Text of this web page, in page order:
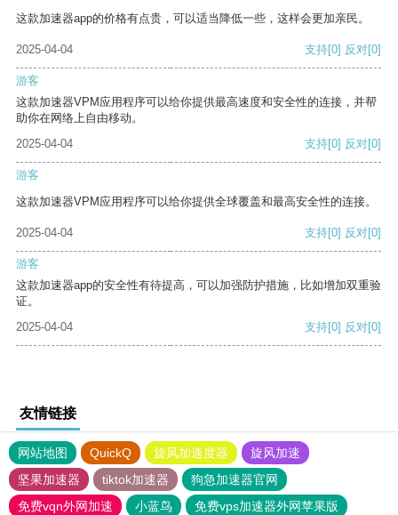
这款加速器app的价格有点贵，可以适当降低一些，这样会更加亲民。
2025-04-04 支持[0] 反对[0]
游客
这款加速器VPM应用程序可以给你提供最高速度和安全性的连接，并帮
助你在网络上自由移动。
2025-04-04
支持[0] 反对[0]
游客
这款加速器VPM应用程序可以给你提供全球覆盖和最高安全性的连接。
2025-04-04 支持[0] 反对[0]
游客
这款加速器app的安全性有待提高，可以加强防护措施，比如增加双重验
证。
2025-04-04
支持[0] 反对[0]
友情链接
网站地图 QuickQ 旋风加速度器
旋风加速
坚果加速器
tiktok加速器
狗急加速器官网
免费vqn外网加速
小蓝鸟
免费vps加速器外网苹果版